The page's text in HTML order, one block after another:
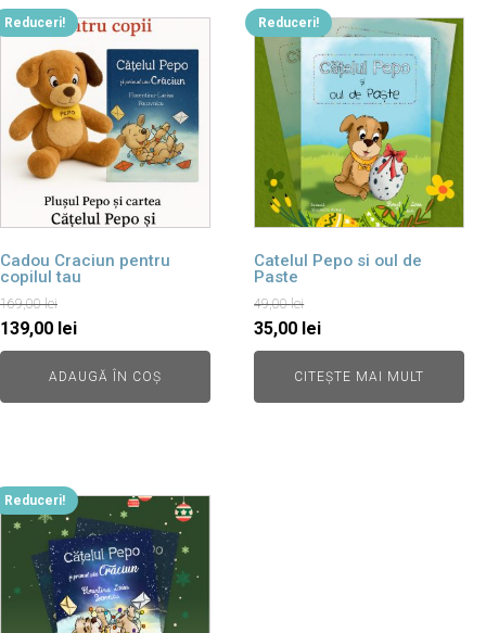
Reduceri!
Cadou Craciun pentru
copilul tau
169,00lei
Prețul
inițial
fost:
139,00 leiPrețul
curent
este:
139,00 lei.
ADAUGĂ ÎN COȘ
Reduceri!
Catelul Pepo si oul de
Paste
49,00lei
Prețul
inițial
fost:
35,00 leiPrețul
curent
este:
35,00 lei.
CITEȘTE MAI MULT
Reduceri!